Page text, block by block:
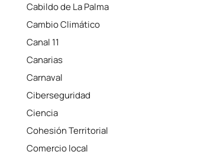
Cabildo de La Palma
Cambio Climático
Canal 11
Canarias
Carnaval
Ciberseguridad
Ciencia
Cohesión Territorial
Comercio local